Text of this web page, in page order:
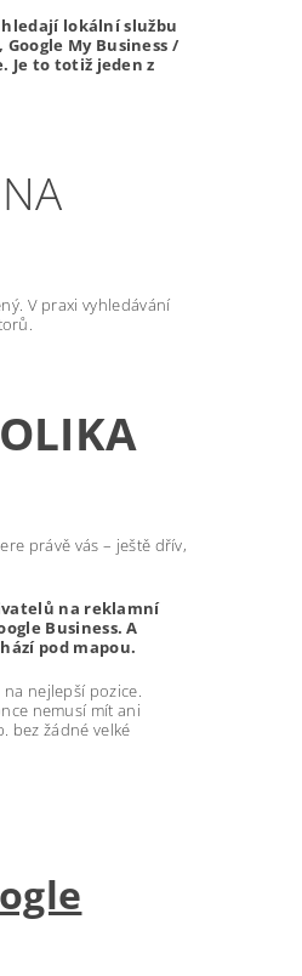
lokální službu
My Business /
Je to totiž jeden z
V praxi vyhledávání
právě vás – ještě dřív,
na reklamní
Business. A
pod mapou.
nejlepší pozice.
nemusí mít ani
bez žádné velké